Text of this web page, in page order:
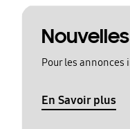
Pour les
En Savoir plus